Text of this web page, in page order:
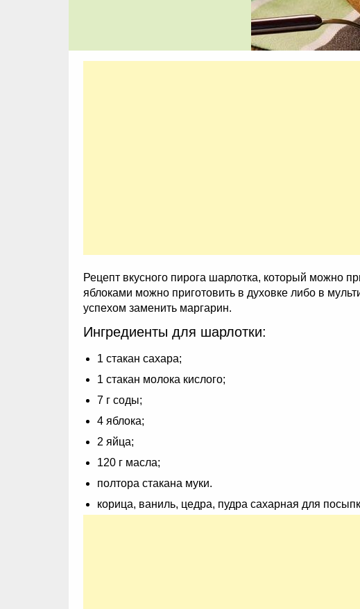
Рецепт вкусного пирога шарлотка, который можно
яблоками можно приготовить в духовке либо в
успехом заменить маргарин.
Ингредиенты для шарлотки:
1 стакан сахара;
1 стакан молока кислого;
7 г соды;
4 яблока;
2 яйца;
120 г масла;
полтора стакана муки.
корица, ваниль, цедра, пудра сахарная для